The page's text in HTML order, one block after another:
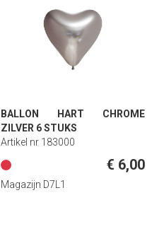
BALLON HART CHROME
ZILVER 6 STUKS
Artikel nr 183000
€ 6,00
Magazijn D7L1